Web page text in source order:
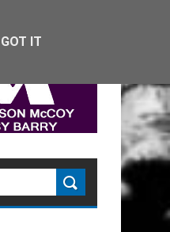
GOT IT